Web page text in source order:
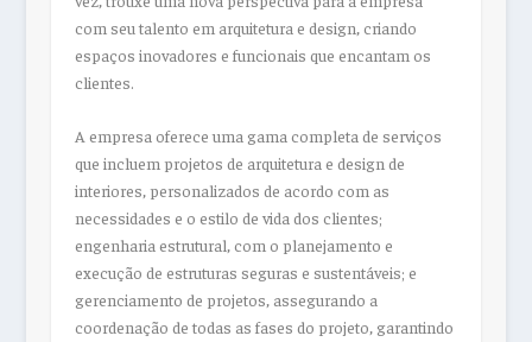
com seu talento em arquitetura e design, criando
espaços inovadores e funcionais que encantam os
clientes.
A empresa oferece uma gama completa de serviços
que incluem projetos de arquitetura e design de
interiores, personalizados de acordo com as
necessidades e o estilo de vida dos clientes;
engenharia estrutural, com o planejamento e
execução de estruturas seguras e sustentáveis; e
gerenciamento de projetos, assegurando a
coordenação de todas as fases do projeto, garantindo